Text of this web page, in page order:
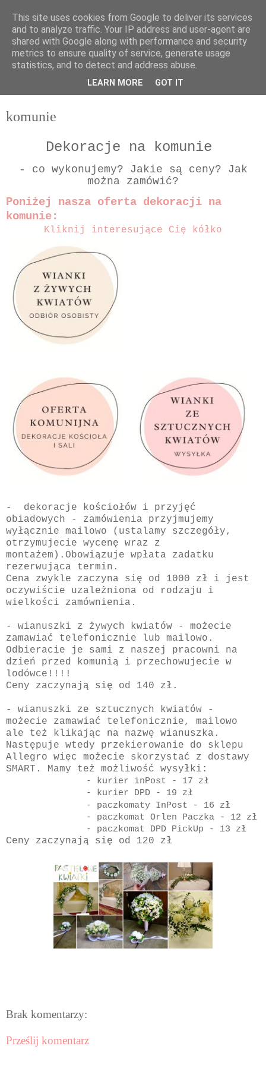
komunie
Dekoracje na komunie
- co wykonujemy? Jakie są ceny? Jak
można zamówić?
Poniżej nasza oferta dekoracji na
komunie:
Kliknij interesujące Cię kółko
- dekoracje kościołów i przyjęć
obiadowych - zamówienia przyjmujemy
wyłącznie mailowo (ustalamy szczegóły,
otrzymujecie wycenę wraz z
montażem). Obowiązuje wpłata zadatku
rezerwująca termin.
Cena zwykle zaczyna się od 1000 zł i jest
oczywiście uzależniona od rodzaju i
wielkości zamównienia.
- wianuszki z żywych kwiatów - możecie
zamawiać telefonicznie lub mailowo.
Odbieracie je sami z naszej pracowni na
dzień przed komunią i przechowujecie w
lodówce!!!!
Ceny zaczynają się od 140 zł.
- wianuszki ze sztucznych kwiatów -
możecie zamawiać telefonicznie, mailowo
ale też klikając na nazwę wianuszka.
Następuje wtedy przekierowanie do sklepu
Allegro więc możecie skorzystać z dostawy
SMART. Mamy też możliwość wysyłki:
- kurier inPost - 17 zł
- kurier DPD - 19 zł
- paczkomaty InPost - 16 zł
- paczkomat Orlen Paczka - 12 zł
- paczkomat DPD PickUp - 13 zł
Ceny zaczynają się od 120 zł
Brak komentarzy:
Prześlij komentarz
This site uses cookies from Google to deliver its services
and to analyze traffic. Your IP address and user-agent are
shared with Google along with performance and security
metrics to ensure quality of service, generate usage
statistics, and to detect and address abuse.
LEARN MORE GOT IT